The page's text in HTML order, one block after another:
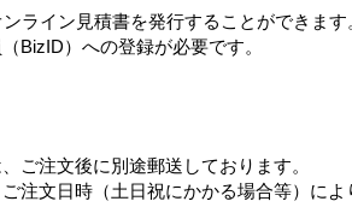
ライン見積書を発行することができます
BizID）への登録が必要です。
ご注文後に別途郵送しております。
注文日時（土日祝にかかる場合等）に